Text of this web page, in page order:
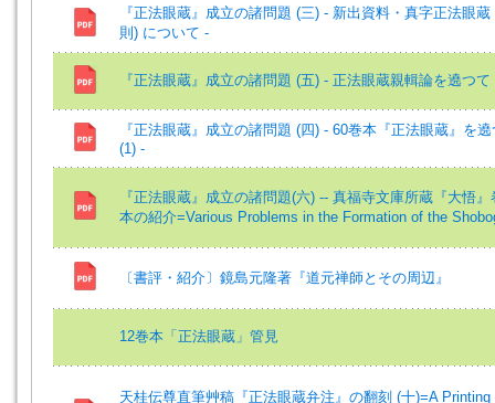
『正法眼蔵』成立の諸問題 (三) - 新出資料・真字正法眼蔵
則) について -
『正法眼蔵』成立の諸問題 (五) - 正法眼蔵親輯論を遶つて
『正法眼蔵』成立の諸問題 (四) - 60巻本『正法眼蔵』を
(1) -
『正法眼蔵』成立の諸問題(六) -- 真福寺文庫所蔵『大悟』
本の紹介=Various Problems in the Formation of the
〔書評・紹介〕鏡島元隆著『道元禅師とその周辺』
12巻本「正法眼蔵」管見
天桂伝尊直筆艸稿『正法眼蔵弁注』の翻刻 (十)=A Printing